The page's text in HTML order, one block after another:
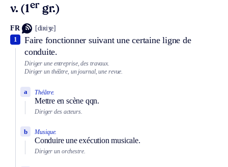
v. (1er gr.)
FR [diʀiʒe]
Faire fonctionner suivant une certaine ligne de
conduite.
1
Diriger une entreprise, des travaux.
Diriger un théâtre, un journal, une revue.
Théâtre.
Mettre en scène qqn.
a
Diriger des acteurs.
Musique.
Conduire une exécution musicale.
b
Diriger un orchestre.